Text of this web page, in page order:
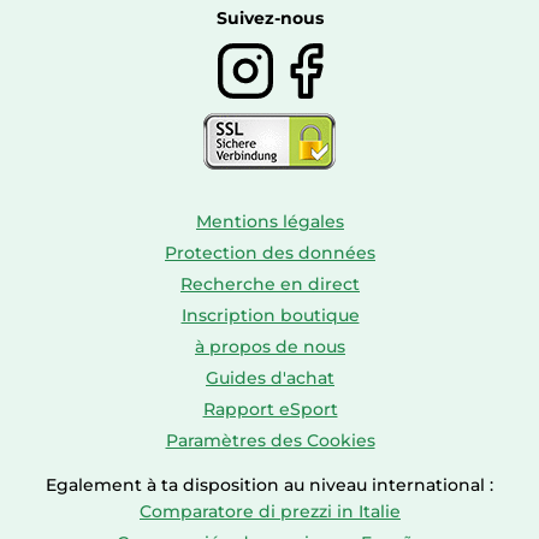
Suivez-nous
Mentions légales
Protection des données
Recherche en direct
Inscription boutique
à propos de nous
Guides d'achat
Rapport eSport
Paramètres des Cookies
Egalement à ta disposition au niveau international :
Comparatore di prezzi in Italie